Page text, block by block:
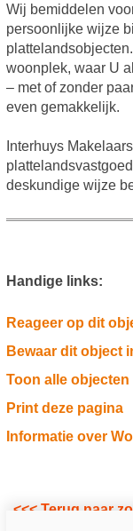
Wij bemiddelen
persoonlijke wijze
woonplek, waar U
– met of zonder
even gemakkelijk.
Interhuys
deskundige wijze
Handige links:
Reageer op dit
Bewaar dit object
Toon alle
Print deze pagina
Informatie over
<<< Terug naar